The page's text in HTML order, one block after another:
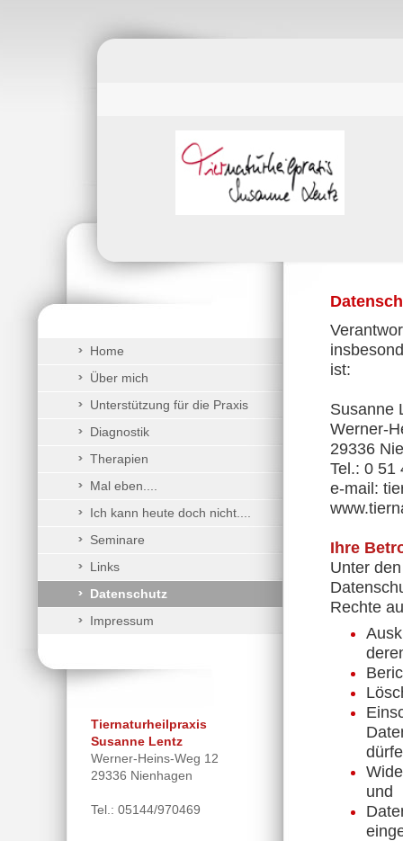
ist:
Susanne
Werner-
29336
Tel.: 0 51
e-mail:
Ihre
Unter
Rechte
und
Home
Über mich
Unterstützung für die Praxis
Diagnostik
Therapien
Mal eben....
Ich kann heute doch nicht....
Seminare
Links
Datenschutz
Impressum
Tiernaturheilpraxis
Susanne Lentz
Werner-Heins-Weg 12
29336 Nienhagen
Tel.: 05144/970469